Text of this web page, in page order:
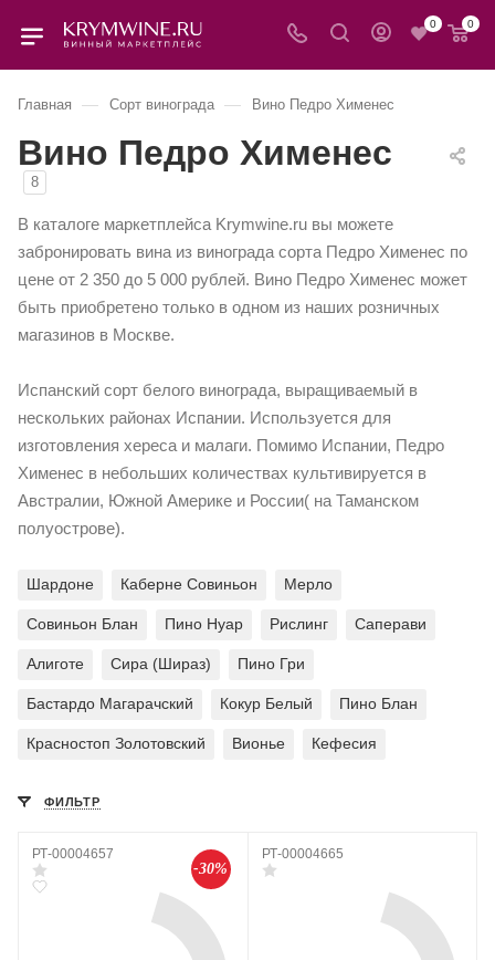
0 0
Главная — Сорт винограда — Вино Педро Хименес
Вино Педро Хименес
8
В каталоге маркетплейса Krymwine.ru вы можете
забронировать вина из винограда сорта Педро Хименес по
цене от 2 350 до 5 000 рублей. Вино Педро Хименес может
быть приобретено только в одном из наших розничных
магазинов в Москве.
Испанский сорт белого винограда, выращиваемый в
нескольких районах Испании. Используется для
изготовления хереса и малаги. Помимо Испании, Педро
Хименес в небольших количествах культивируется в
Австралии, Южной Америке и России( на Таманском
полуострове).
Шардоне Каберне Совиньон Мерло
Совиньон Блан Пино Нуар Рислинг Саперави
Алиготе Сира (Шираз) Пино Гри
Бастардо Магарачский Кокур Белый Пино Блан
Красностоп Золотовский Вионье Кефесия
ФИЛЬТР
РТ-00004657
-30%
РТ-00004665